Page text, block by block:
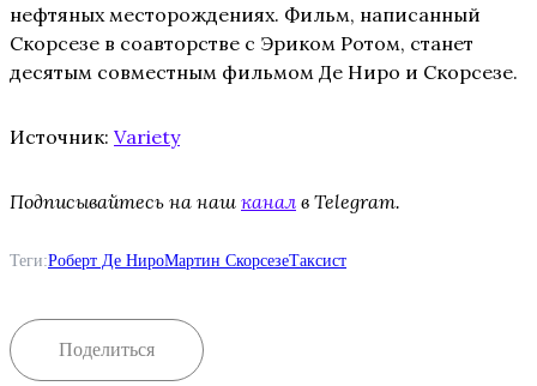
нефтяных месторождениях. Фильм, написанный
Скорсезе в соавторстве с Эриком Ротом, станет
десятым совместным фильмом Де Ниро и Скорсезе.
Источник: Variety
Подписывайтесь на наш канал в Telegram.
Теги:Роберт Де НироМартин СкорсезеТаксист
Поделиться